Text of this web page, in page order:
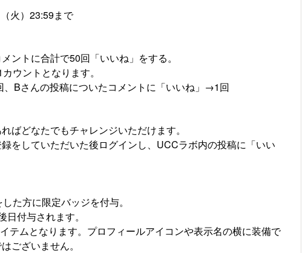
火）23:59まで
ントに合計で50回「いいね」をする。
ウントとなります。
、Bさんの投稿についたコメントに「いいね」→1回
ばどなたでもチャレンジいただけます。
をしていただいた後ログインし、UCCラボ内の投稿に「いい
た方に限定バッジを付与。
付与されます。
テムとなります。プロフィールアイコンや表示名の横に装備で
ございません。